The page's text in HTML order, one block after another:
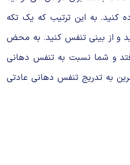
کنید. به این ترتیب که یک تکه
و از بینی تنفس کنید. به محض
و شما نسبت به تنفس دهانی
به تدریج تنفس دهانی عادتی